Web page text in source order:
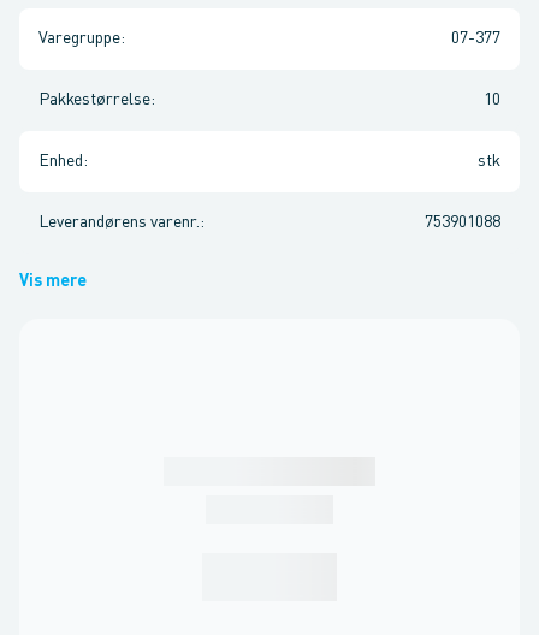
Varegruppe: 07-377
Pakkestørrelse: 10
Enhed : stk
Leverandørens varenr. : 753901088
Vis mere